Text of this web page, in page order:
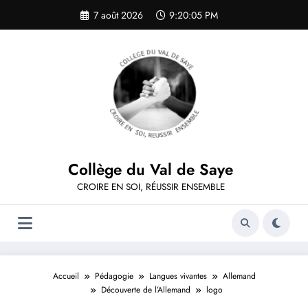
contenu
7 août 2026 9:20:05 PM
Collège du Val de Saye
CROIRE EN SOI, RÉUSSIR ENSEMBLE
Accueil Pédagogie Langues vivantes
Allemand
Découverte de l’Allemand
logo